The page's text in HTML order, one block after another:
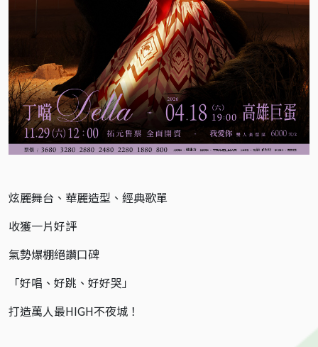
炫麗舞台、華麗造型、經典歌單
收獲一片好評
氣勢爆棚絕讚口碑
「好唱、好跳、好好哭」
打造萬人最HIGH不夜城！